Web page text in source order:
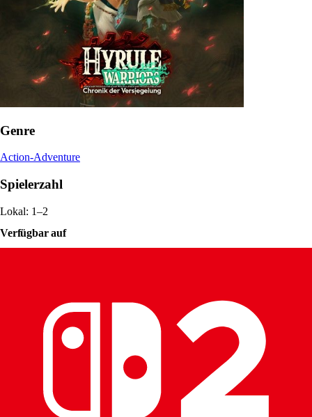
Genre
Action-Adventure
Spielerzahl
Lokal: 1–2
Verfügbar auf